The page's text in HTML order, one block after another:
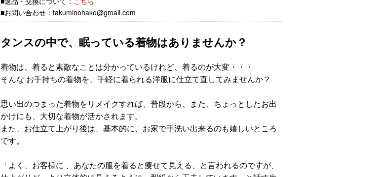
■お問い合わせ：takuminohako@gmail.com
タンスの中で、眠っている着物はありませんか？
着物は、着ると素敵なことは分かっているけれど、着るのが大変・・・
そんな お手持ちの着物を、手軽に着られる洋服に仕立て直してみませんか？
思い出のつまった着物をリメイクすれば、普段から、また、ちょっとしたお出
かけにも、大切な着物が活かされます。
また、お仕立て上がり後は、基本的に、お家で手洗い出来るのも嬉しいところ
です。
「よく、お客様に 、あなたの服を着ると痩せて見える、と言われるのですが、